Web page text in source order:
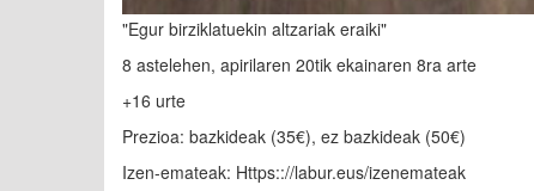
"Egur birziklatuekin altzariak eraiki"
8 astelehen, apirilaren 20tik ekainaren 8ra arte
+16 urte
Prezioa: bazkideak (35€), ez bazkideak (50€)
Izen-emateak: Https:://labur.eus/izenemateak